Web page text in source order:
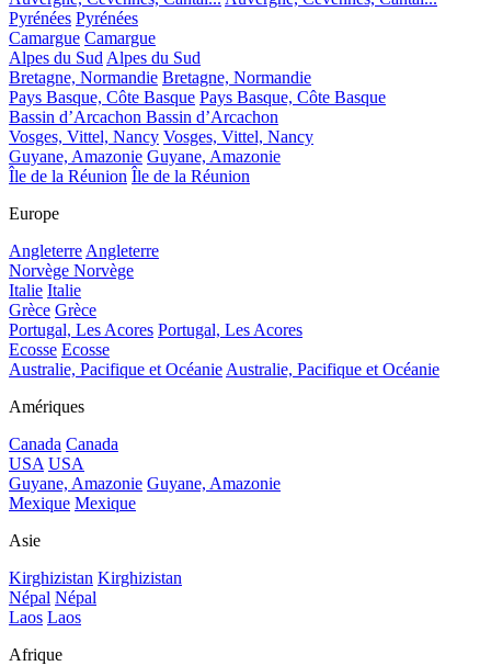
Pyrénées Pyrénées
Camargue Camargue
Alpes du SudAlpes du Sud
Bretagne, Normandie Bretagne, Normandie
Pays Basque, Côte Basque Pays Basque, Côte Basque
Bassin d’Arcachon Bassin d’Arcachon
Vosges, Vittel, Nancy Vosges, Vittel, Nancy
Guyane, Amazonie Guyane, Amazonie
Île de la Réunion Île de la Réunion
Europe
AngleterreAngleterre
Norvège Norvège
Italie Italie
Grèce Grèce
Portugal, Les Acores Portugal, Les Acores
Ecosse Ecosse
Australie, Pacifique et OcéanieAustralie, Pacifique et Océanie
Amériques
Canada Canada
USA USA
Guyane, Amazonie Guyane, Amazonie
Mexique Mexique
Asie
Kirghizistan Kirghizistan
Népal Népal
Laos Laos
Afrique